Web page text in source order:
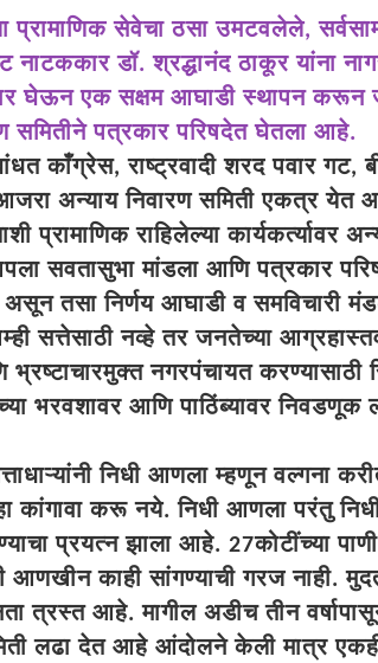
सेवेचा ठसा उमटवलेले,
डॉ. श्रद्धानंद ठाकूर यांना
घेऊन एक सक्षम आघाडी स्थापन करून
समितीने पत्रकार परिषदेत घेतला आहे.
काँग्रेस, राष्ट्रवादी शरद पवार गट,
अन्याय निवारण समिती एकत्र येत
प्रामाणिक राहिलेल्या कार्यकर्त्यावर
सवतासुभा मांडला आणि पत्रकार
तसा निर्णय आघाडी व समविचारी
सत्तेसाठी नव्हे तर जनतेच्या
नगरपंचायत करण्यासाठी
भरवशावर आणि पाठिंब्यावर निवडणूक
निधी आणला म्हणून वल्गना
कांगावा करू नये. निधी आणला परंतु
प्रयत्न झाला आहे. 27कोटींच्या
काही सांगण्याची गरज नाही.
त्रस्त आहे. मागील अडीच तीन
लढा देत आहे आंदोलने केली मात्र